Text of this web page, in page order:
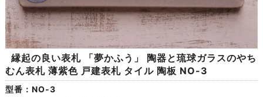
縁起の良い表札 「夢かふう」 陶器と琉球ガラスのやち
むん表札 薄紫色 戸建表札 タイル 陶板 NO-3
型番：NO-3